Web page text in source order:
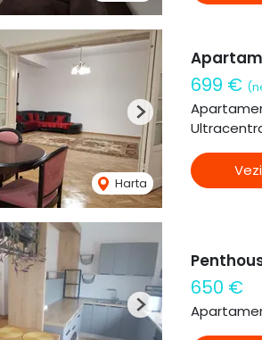
Harta
Next
699 €
Next
650 €